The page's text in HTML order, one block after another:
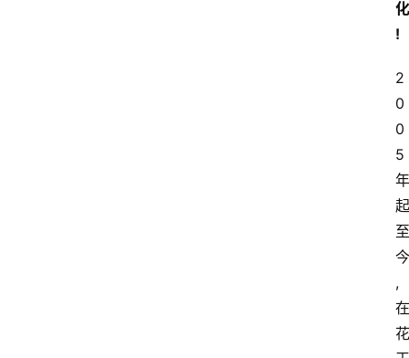
化
!
2
0
0
5
年
起
至
今
,
在
花